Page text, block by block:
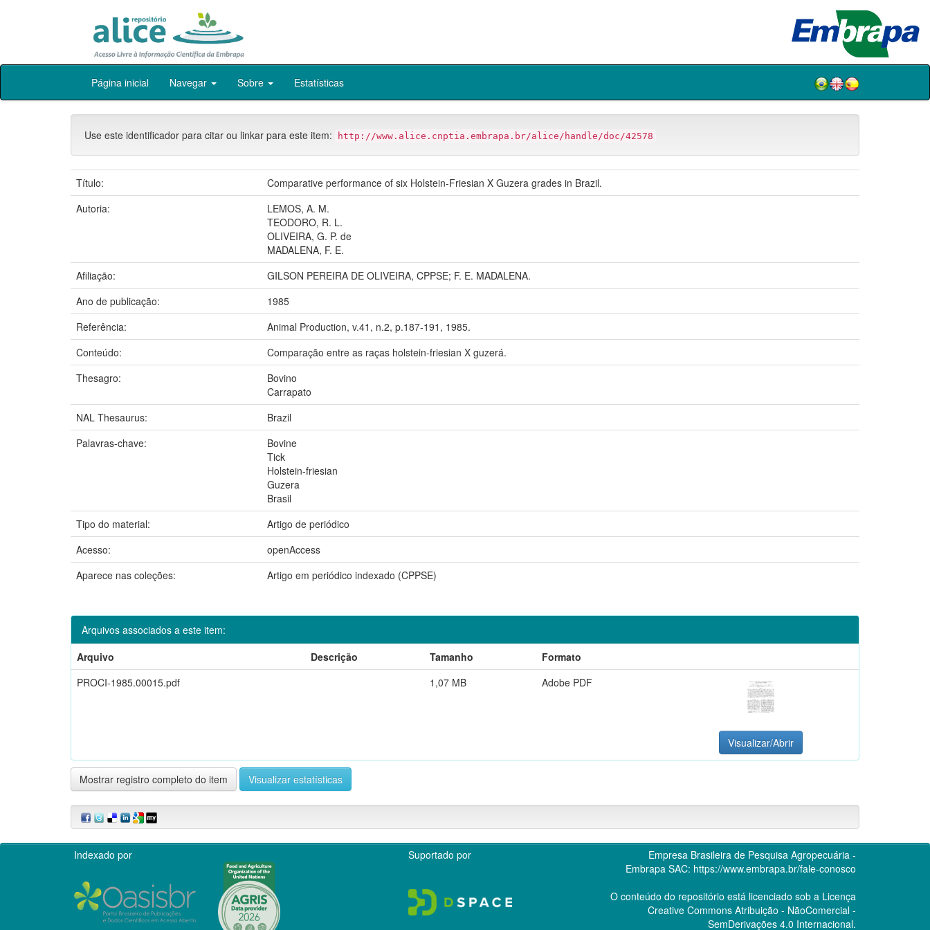
Skip
Página inicial Navegar Sobre Estatísticas
Use este identificador para citar ou linkar para este item: http://www.alice.cnptia.embrapa.br/alice/handle/doc/42578
Título:
Comparative performance of six Holstein-Friesian X Guzera grades in Brazil.
Autoria:
LEMOS, A. M.
TEODORO, R. L.
OLIVEIRA, G. P. de
MADALENA, F. E.
Afiliação:
GILSON PEREIRA DE OLIVEIRA, CPPSE; F. E. MADALENA.
Ano de publicação:
1985
Referência:
Animal Production, v.41, n.2, p.187-191, 1985.
Conteúdo:
Comparação entre as raças holstein-friesian X guzerá.
Thesagro:
Bovino
Carrapato
NAL Thesaurus:
Brazil
Palavras-chave:
Bovine
Tick
Holstein-friesian
Guzera
Brasil
Tipo do material:
Artigo de periódico
Acesso:
openAccess
Aparece nas coleções:
Artigo em periódico indexado (CPPSE)
Arquivos associados a este item:
Arquivo
Descrição Tamanho
Formato
PROCI-1985.00015.pdf
1,07 MB Adobe PDF
Visualizar/Abrir
Mostrar registro completo do item Visualizar estatísticas
Indexado por Suportado por
Empresa Brasileira de Pesquisa Agropecuária -
Embrapa SAC: https://www.embrapa.br/fale-conosco
O conteúdo do repositório está licenciado sob a Licença
Creative CommonsAtribuição - NãoComercial -
SemDerivações 4.0 Internacional.